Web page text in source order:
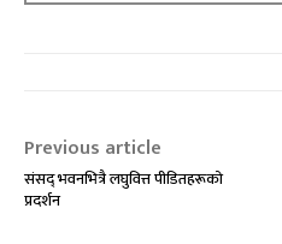
Previous article
संसद् भवनभित्रै लघुवित्त पीडितहरूको
प्रदर्शन